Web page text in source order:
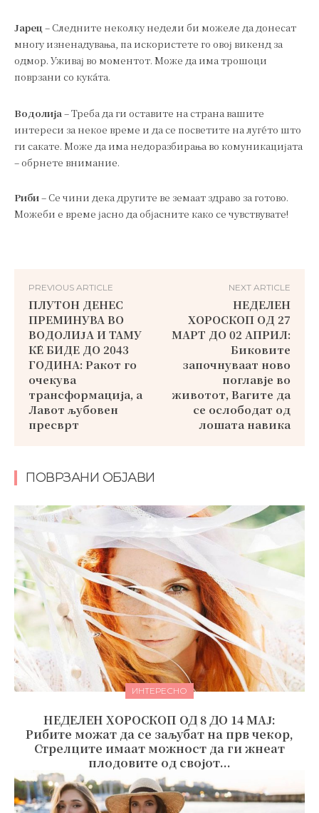
Јарец – Следните неколку недели би можеле да донесат
многу изненадувања, па искористете го овој викенд за
одмор. Уживај во моментот. Може да има трошоци
поврзани со куќата.
Водолија– Треба да ги оставите на страна вашите
интереси за некое време и да се посветите на луѓето што
ги сакате. Може да има недоразбирања во комуникацијата
– обрнете внимание.
Риби– Се чини дека другите ве земаат здраво за готово.
Можеби е време јасно да објасните како се чувствувате!
PREVIOUS ARTICLE
ПЛУТОН ДЕНЕС
ПРЕМИНУВА ВО
ВОДОЛИЈА И ТАМУ
ЌЕ БИДЕ ДО 2043
ГОДИНА: Ракот го
очекува
трансформација, а
Лавот љубовен
пресврт
NEXT ARTICLE
НЕДЕЛЕН
ХОРОСКОП ОД 27
МАРТ ДО 02 АПРИЛ:
Биковите
започнуваат ново
поглавје во
животот, Вагите да
се ослободат од
лошата навика
ПОВРЗАНИ ОБЈАВИ
ИНТЕРЕСНО
НЕДЕЛЕН ХОРОСКОП ОД 8 ДО 14 МАЈ:
Рибите можат да се заљубат на прв чекор,
Стрелците имаат можност да ги жнеат
плодовите од својот...